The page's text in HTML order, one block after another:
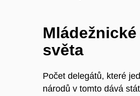
světa
Počet delegátů, které
národů v tomto dává